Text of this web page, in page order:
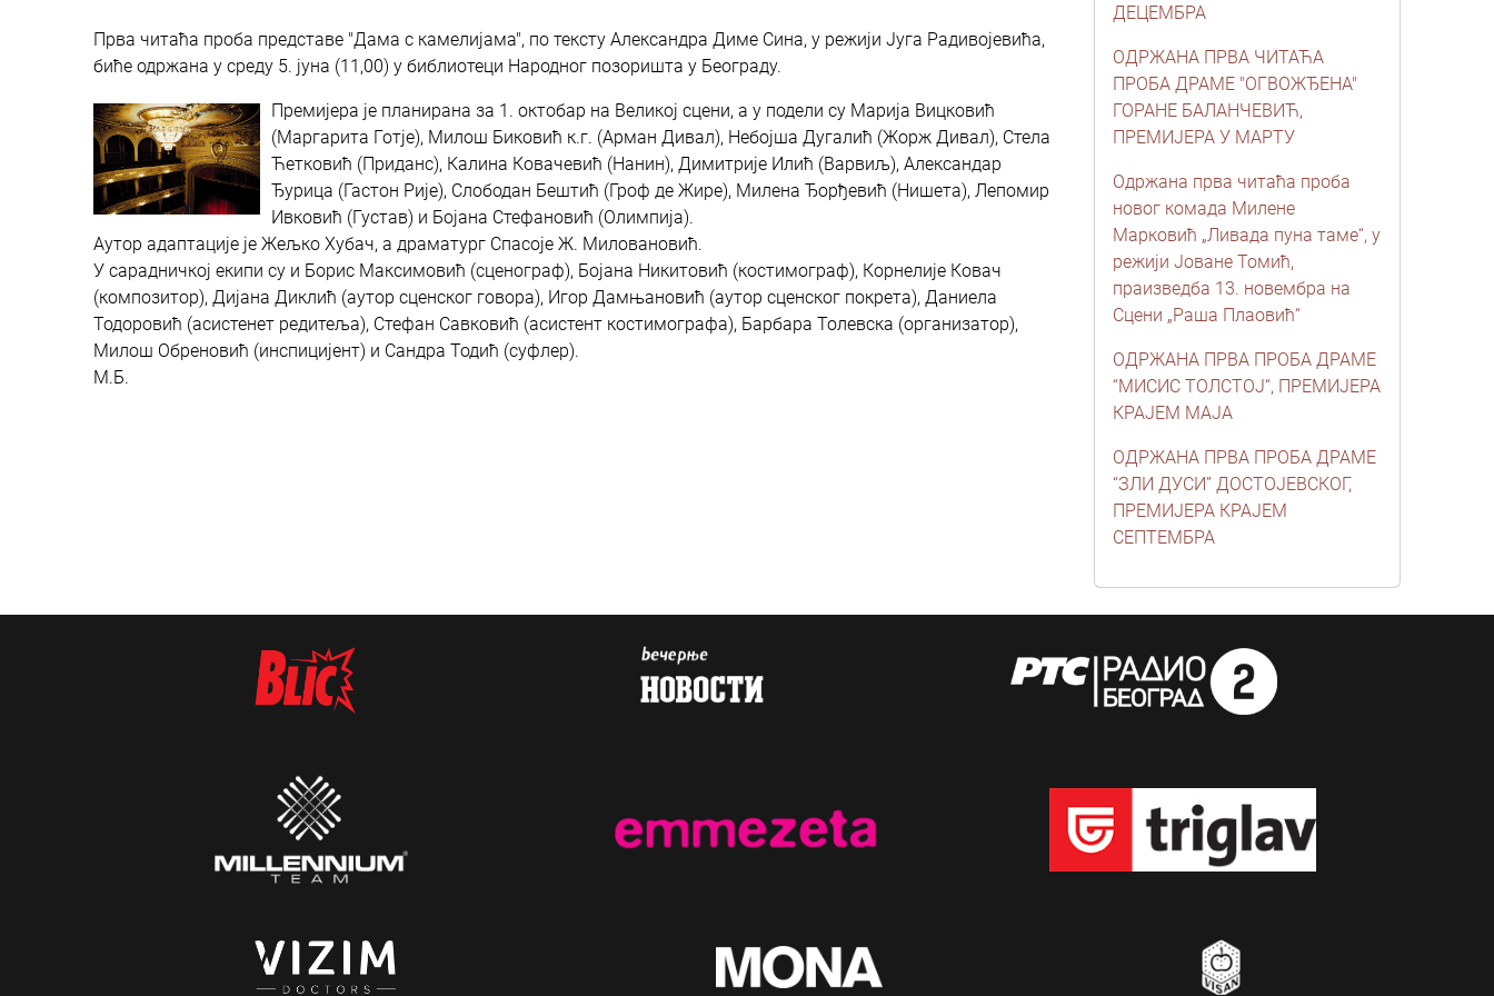
Прва читаћа проба представе "Дама с камелијама", по тексту Александра Диме Сина, у режији Југа Радивојевића,
биће одржана у среду 5. јуна (11,00) у библиотеци Народног позоришта у Београду.
Премијера је планирана за 1. октобар на Великој сцени, а у подели су Марија Вицковић
(Маргарита Готје), Милош Биковић к.г. (Арман Дивал), Небојша Дугалић (Жорж Дивал), Стела
Ћетковић (Приданс), Калина Ковачевић (Нанин), Димитрије Илић (Варвиљ), Александар
Ђурица (Гастон Рије), Слободан Бештић (Гроф де Жире), Милена Ђорђевић (Нишета), Лепомир
Ивковић (Густав) и Бојана Стефановић (Олимпија).
Аутор адаптације је Жељко Хубач, а драматург Спасоје Ж. Миловановић.
У сарадничкој екипи су и Борис Максимовић (сценограф), Бојана Никитовић (костимограф), Корнелије Ковач
(композитор), Дијана Диклић (аутор сценског говора), Игор Дамњановић (аутор сценског покрета), Даниела
Тодоровић (асистенет редитеља), Стефан Савковић (асистент костимографа), Барбара Толевска (организатор),
Милош Обреновић (инспицијент) и Сандра Тодић (суфлер).
М.Б.
ДЕЦЕМБРА
ОДРЖАНА ПРВА ЧИТАЋА
ПРОБА ДРАМЕ "ОГВОЖЂЕНА"
ГОРАНЕ БАЛАНЧЕВИЋ,
ПРЕМИЈЕРА У МАРТУ
Одржана прва читаћа проба
новог комада Милене
Марковић „Ливада пуна таме“, у
режији Јоване Томић,
праизведба 13. новембра на
Сцени „Раша Плаовић“
ОДРЖАНА ПРВА ПРОБА ДРАМЕ
“МИСИС ТОЛСТОЈ“, ПРЕМИЈЕРА
КРАЈЕМ МАЈА
ОДРЖАНА ПРВА ПРОБА ДРАМE
“ЗЛИ ДУСИ” ДОСТОЈЕВСКОГ,
ПРЕМИЈЕРА КРАЈЕМ
СЕПТЕМБРА